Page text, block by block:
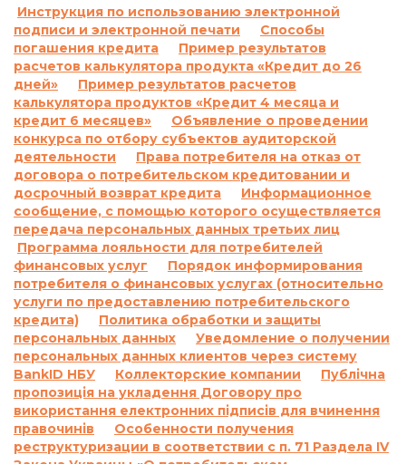
1. Возможные последствия для потребителя в
случае пользования потребительским
кредитом или невыполнение им обязанностей
согласно договору о потребительском кредите,
включая просрочку выполнения обязательств
по уплате платежей, а также размер неустойки,
процентной ставки, других платежей,
применяемых или взимаемых в случае
невыполнения обязательства по договору о
потребительском кредите:
1.1.Ответственность за просрочку
выполнения и/или невыполнение условий
договора:
По договору о предоставлении кредита по
продукту «Кредит до 26 дней»:
Согласно п. 7.5. Договора о предоставлении
кредита:
«В случае просрочки выполнения Заемщиком
денежного обязательства по уплате процентов
за пользование Кредитом и/или Комиссии и/
или суммы Кредита в определенные
Договором сроки, на основании положений
Инструкция по использованию электронной
подписи и электронной печати
Способы
погашения кредита
Пример результатов
расчетов калькулятора продукта «Кредит до 26
дней»
Пример результатов расчетов
калькулятора продуктов «Кредит 4 месяца и
кредит 6 месяцев»
Объявление о проведении
конкурса по отбору субъектов аудиторской
деятельности
Права потребителя на отказ от
договора о потребительском кредитовании и
досрочный возврат кредита
Информационное
сообщение, с помощью которого осуществляется
передача персональных данных третьих лиц
Программа лояльности для потребителей
финансовых услуг
Порядок информирования
потребителя о финансовых услугах (относительно
услуги по предоставлению потребительского
кредита)
Политика обработки и защиты
персональных данных
Уведомление о получении
персональных данных клиентов через систему
BankID НБУ
Коллекторские компании
Публічна
пропозиція на укладення Договору про
використання електронних підписів для вчинення
правочинів
Особенности получения
реструктуризации в соответствии с п. 71 Раздела IV